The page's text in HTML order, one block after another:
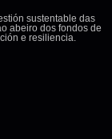
sustentable das
abeiro dos fondos de
e resiliencia.